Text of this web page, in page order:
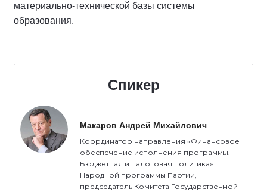
материально-технической базы системы
образования.
Спикер
Макаров Андрей Михайлович
Координатор направления «Финансовое
обеспечение исполнения программы.
Бюджетная и налоговая политика»
Народной программы Партии,
председатель Комитета Государственной